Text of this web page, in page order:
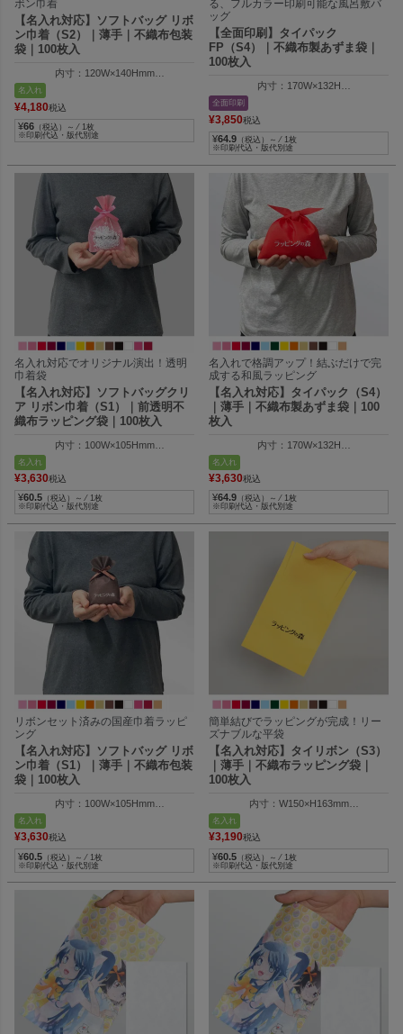
ボン巾着
【名入れ対応】ソフトバッグ リボ
ン巾着（S2）｜薄手｜不織布包装
袋｜100枚入
内寸：120W×140Hmm
名入れ
¥4,180税込
¥66 （税込）～ ⁄ 1枚
※印刷代込・版代別途
る、フルカラー印刷可能な風呂敷バ
ッグ
【全面印刷】タイパック
FP（S4）｜不織布製あずま袋｜
100枚入
内寸：170W×132H
納品時の全長：280Hmm
全面印刷
¥3,850税込
¥64.9 （税込）～ ⁄ 1枚
※印刷代込・版代別途
名入れ対応でオリジナル演出！透明
巾着袋
【名入れ対応】ソフトバッグクリ
ア リボン巾着（S1）｜前透明不
織布ラッピング袋｜100枚入
内寸：100W×105Hmm
名入れ
¥3,630税込
¥60.5 （税込）～ ⁄ 1枚
※印刷代込・版代別途
名入れで格調アップ！結ぶだけで完
成する和風ラッピング
【名入れ対応】タイパック（S4）
｜薄手｜不織布製あずま袋｜100
枚入
内寸：170W×132H
名入れ
¥3,630税込
¥64.9 （税込）～ ⁄ 1枚
※印刷代込・版代別途
リボンセット済みの国産巾着ラッピ
ング
【名入れ対応】ソフトバッグ リボ
ン巾着（S1）｜薄手｜不織布包装
袋｜100枚入
内寸：100W×105Hmm
名入れ
¥3,630税込
¥60.5 （税込）～ ⁄ 1枚
※印刷代込・版代別途
簡単結びでラッピングが完成！リー
ズナブルな平袋
【名入れ対応】タイリボン（S3）
｜薄手｜不織布ラッピング袋｜
100枚入
内寸：W150×H163mm
名入れ
¥3,190税込
¥60.5 （税込）～ ⁄ 1枚
※印刷代込・版代別途